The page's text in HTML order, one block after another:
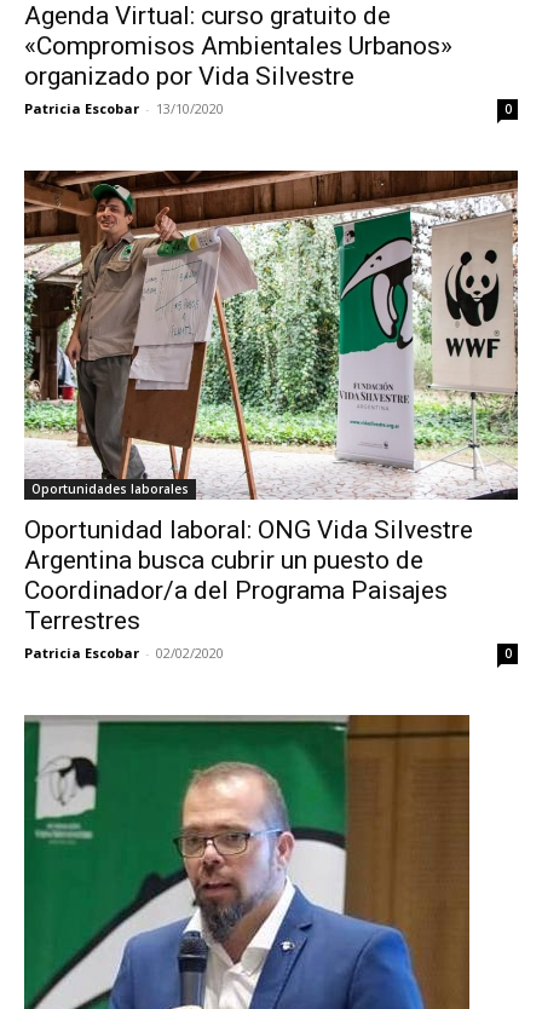
Agenda Virtual: curso gratuito de
«Compromisos Ambientales Urbanos»
organizado por Vida Silvestre
Patricia Escobar - 13/10/2020 0
Oportunidades laborales
Oportunidad laboral: ONG Vida Silvestre
Argentina busca cubrir un puesto de
Coordinador/a del Programa Paisajes
Terrestres
Patricia Escobar - 02/02/2020 0